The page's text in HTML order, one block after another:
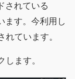
されている
ます。今利用し
ています。
ます。